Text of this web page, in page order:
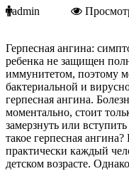
admin
Герпесная ангина:
ребенка не защищен
иммунитетом, поэтому
бактериальной и
герпесная ангина.
моментально, стоит
замерзнуть или
такое герпесная
практически каждый
детском возрасте.